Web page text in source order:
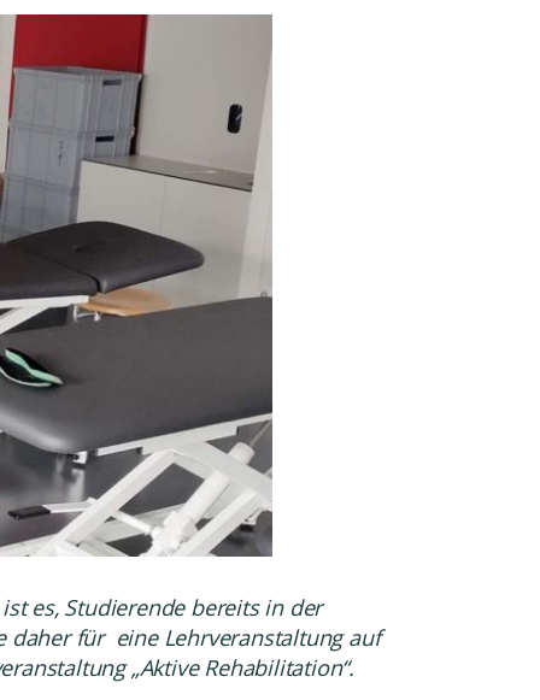
es, Studierende bereits in der
daher für eine Lehrveranstaltung auf
„Aktive Rehabilitation“.